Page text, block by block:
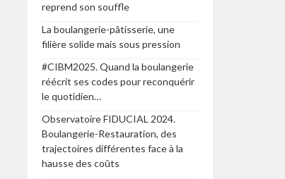
reprend son souffle
La boulangerie-pâtisserie, une
filière solide mais sous pression
#CIBM2025. Quand la boulangerie
réécrit ses codes pour reconquérir
le quotidien…
Observatoire FIDUCIAL 2024.
Boulangerie-Restauration, des
trajectoires différentes face à la
hausse des coûts